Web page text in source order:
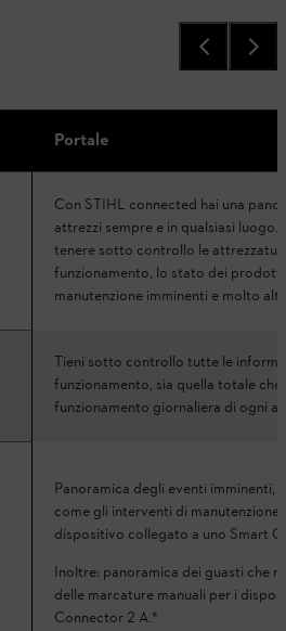
Portale
Con STIHL connected hai una
attrezzi sempre e in qualsiasi
tenere sotto controllo le
funzionamento, lo stato dei
manutenzione imminenti e molto
Tieni sotto controllo tutte le
funzionamento, sia quella totale
funzionamento giornaliera di ogni
Panoramica degli eventi imminenti,
come gli interventi di
dispositivo collegato a uno Smart
Inoltre: panoramica dei guasti che
delle marcature manuali per i
Connector 2 A.*